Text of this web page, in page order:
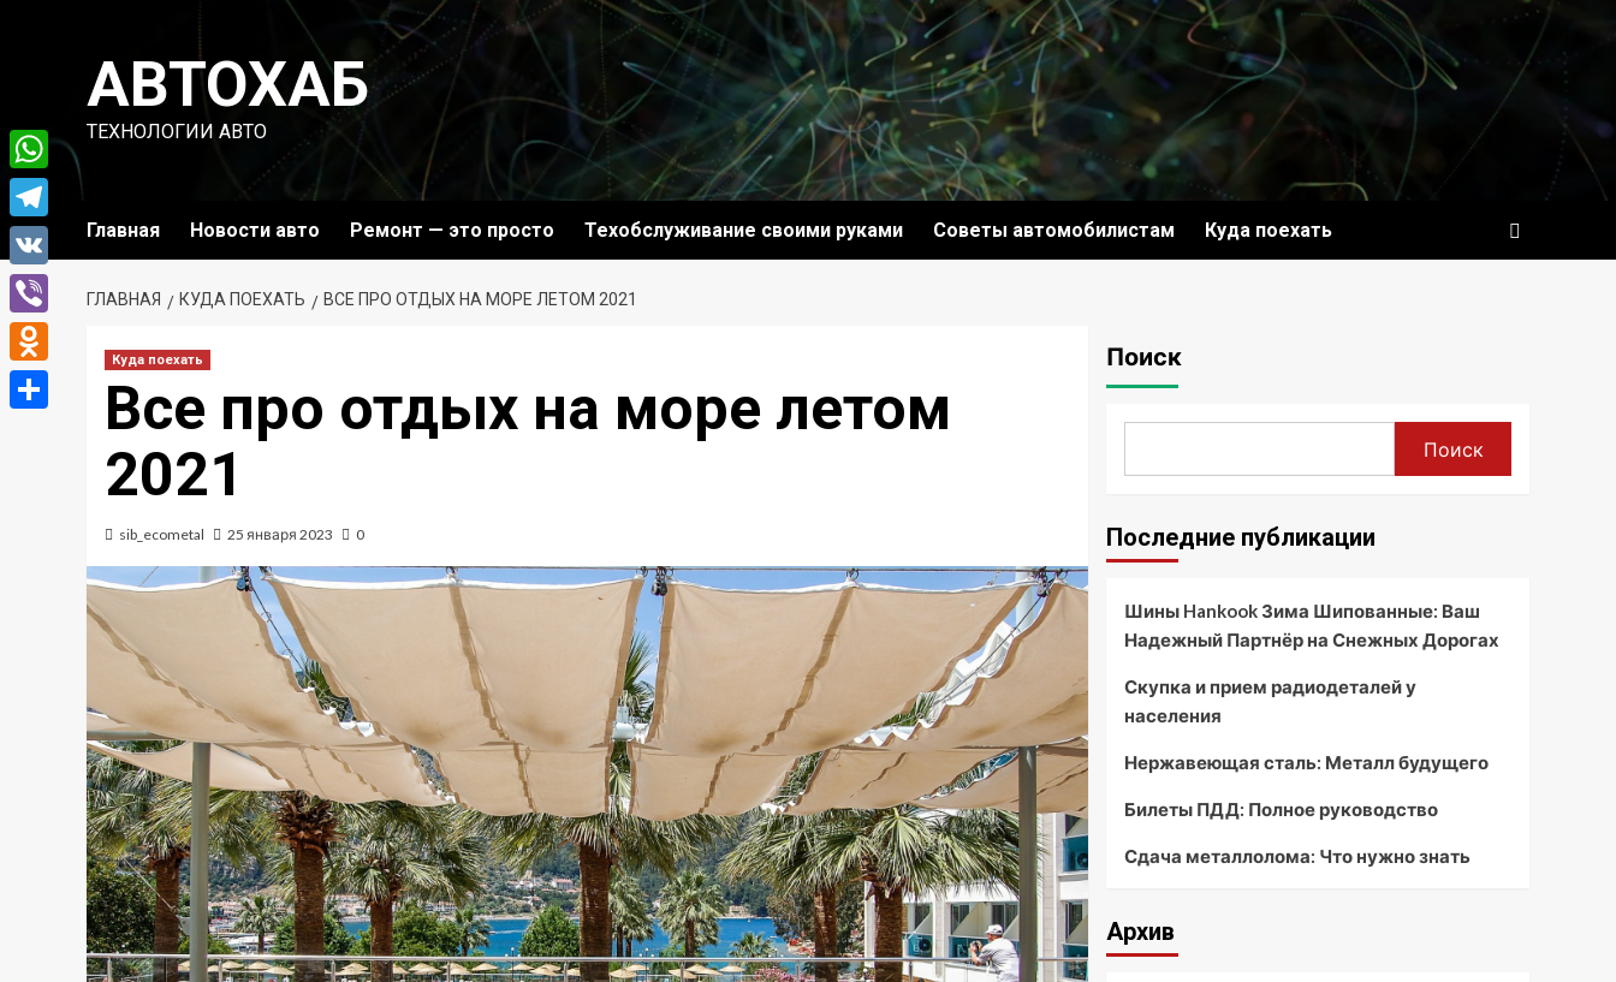
содержимомуАВТОХАБ
ТЕХНОЛОГИИ АВТО
Главная Новости авто Ремонт — это просто Техобслуживание своими руками Советы автомобилистам Куда поехать
ГЛАВНАЯ КУДА ПОЕХАТЬ ВСЕ ПРО ОТДЫХ НА МОРЕ ЛЕТОМ 2021
Куда поехать
Все про отдых на море летом
2021
sib_ecometal 25 января 2023 0
Поиск
Поиск
Последние публикации
Шины Hankook Зима Шипованные: Ваш
Надежный Партнёр на Снежных Дорогах
Скупка и прием радиодеталей у
населения
Нержавеющая сталь: Металл будущего
Билеты ПДД: Полное руководство
Сдача металлолома: Что нужно знать
Архив
WhatsApp
Telegram
VK
Viber
Odnoklassniki
Отправить